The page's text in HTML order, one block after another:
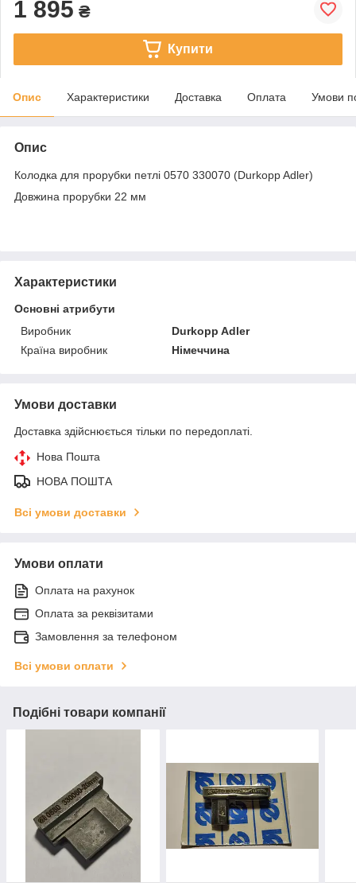
1 895 ₴
Купити
Опис Характеристики Доставка Оплата Умови
Опис
Колодка для прорубки петлі 0570 330070 (Durkopp Adler)
Довжина прорубки 22 мм
Характеристики
Основні атрибути
Виробник
Durkopp Adler
Країна виробник
Німеччина
Умови доставки
Доставка здійснюється тільки по передоплаті.
Нова Пошта
НОВА ПОШТА
Всі умови доставки
Умови оплати
Оплата на рахунок
Оплата за реквізитами
Замовлення за телефоном
Всі умови оплати
Подібні товари компанії